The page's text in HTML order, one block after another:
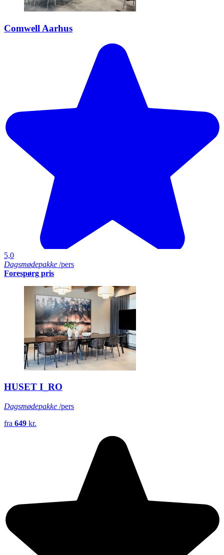
Comwell Aarhus
5,0
Dagsmødepakke /pers
Forespørg pris
HUSET I_RO
Dagsmødepakke /pers
fra 649 kr.